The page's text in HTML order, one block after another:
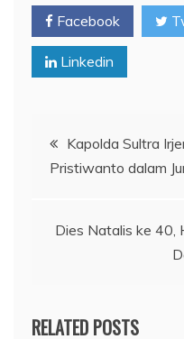
Facebook
Linkedin
Navigasi
pos
Kapolda Sultra
Pristiwanto dalam
Dies Natalis ke 40,
RELATED POSTS